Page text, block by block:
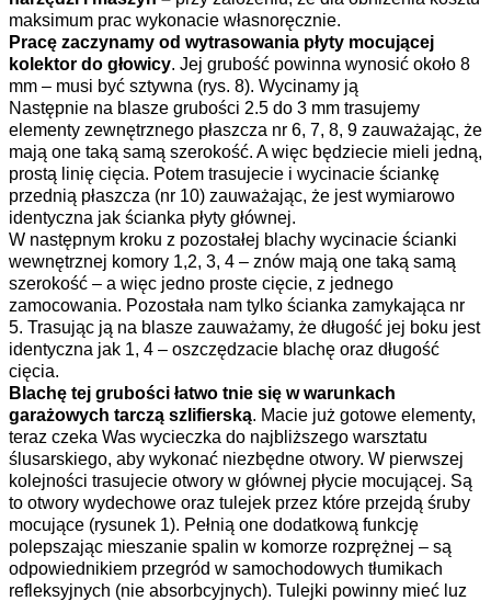
maksimum prac wykonacie własnoręcznie.
Pracę zaczynamy od wytrasowania płyty mocującej
kolektor do głowicy. Jej grubość powinna wynosić około 8
mm – musi być sztywna (rys. 8). Wycinamy ją
Następnie na blasze grubości 2.5 do 3 mm trasujemy
elementy zewnętrznego płaszcza nr 6, 7, 8, 9 zauważając, że
mają one taką samą szerokość. A więc będziecie mieli jedną,
prostą linię cięcia. Potem trasujecie i wycinacie ściankę
przednią płaszcza (nr 10) zauważając, że jest wymiarowo
identyczna jak ścianka płyty głównej.
W następnym kroku z pozostałej blachy wycinacie ścianki
wewnętrznej komory 1,2, 3, 4 – znów mają one taką samą
szerokość – a więc jedno proste cięcie, z jednego
zamocowania. Pozostała nam tylko ścianka zamykająca nr
5. Trasując ją na blasze zauważamy, że długość jej boku jest
identyczna jak 1, 4 – oszczędzacie blachę oraz długość
cięcia.
Blachę tej grubości łatwo tnie się w warunkach
garażowych tarczą szlifierską. Macie już gotowe elementy,
teraz czeka Was wycieczka do najbliższego warsztatu
ślusarskiego, aby wykonać niezbędne otwory. W pierwszej
kolejności trasujecie otwory w głównej płycie mocującej. Są
to otwory wydechowe oraz tulejek przez które przejdą śruby
mocujące (rysunek 1). Pełnią one dodatkową funkcję
polepszając mieszanie spalin w komorze rozprężnej – są
odpowiednikiem przegród w samochodowych tłumikach
refleksyjnych (nie absorbcyjnych). Tulejki powinny mieć luz